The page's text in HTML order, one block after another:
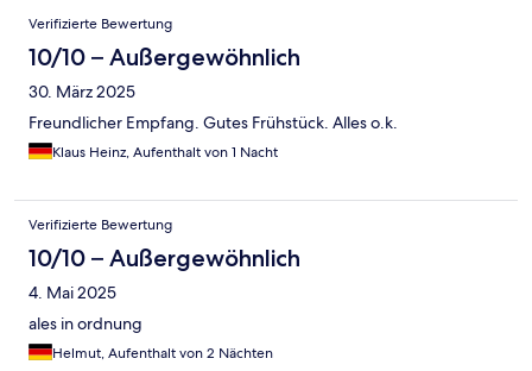
Verifizierte Bewertung
10/10 – Außergewöhnlich
30. März 2025
Freundlicher Empfang. Gutes Frühstück. Alles o.k.
Klaus Heinz, Aufenthalt von 1 Nacht
Verifizierte Bewertung
10/10 – Außergewöhnlich
4. Mai 2025
ales in ordnung
Helmut, Aufenthalt von 2 Nächten